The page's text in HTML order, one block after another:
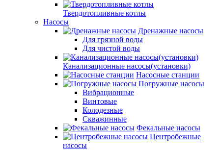
Твердотопливные котлы
Насосы
Дренажные насосы
Для грязной воды
Для чистой воды
Канализационные насосы(установки)
Насосные станции
Погружные насосы
Вибрационные
Винтовые
Колодезные
Скважинные
Фекальные насосы
Центробежные
насосы